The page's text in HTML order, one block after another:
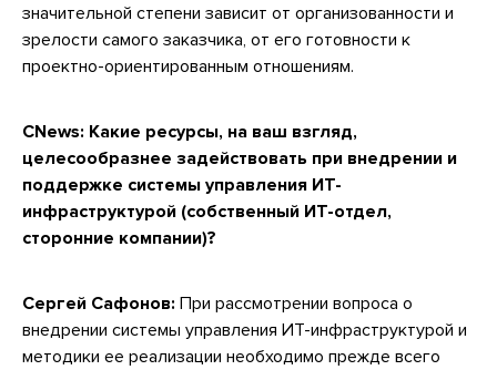
значительной степени зависит от организованности и
зрелости самого заказчика, от его готовности к
проектно-ориентированным отношениям.
CNews: Какие ресурсы, на ваш взгляд,
целесообразнее задействовать при внедрении и
поддержке системы управления ИТ-
инфраструктурой (собственный ИТ-отдел,
сторонние компании)?
Сергей Сафонов: При рассмотрении вопроса о
внедрении системы управления ИТ-инфраструктурой и
методики ее реализации необходимо прежде всего